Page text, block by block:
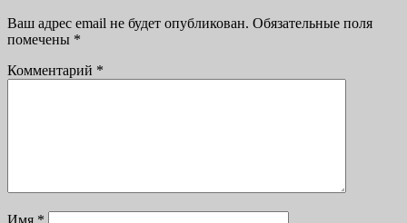
Ваш адрес email не будет опубликован. Обязательные поля
помечены *
Комментарий *
Имя *